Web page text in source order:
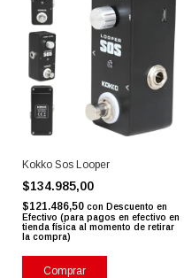
Kokko Sos Looper
$134.985,00
$121.486,50 con Descuento en
Efectivo (para pagos en efectivo en
tienda física al momento de retirar
la compra)
Comprar